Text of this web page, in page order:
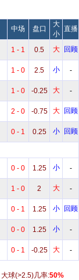
中场 盘口
大
小
直播
1 - 1 0.5 大
回顾
1 - 0 2.5 小
-
1 - 0 -0.25 大
-
2 - 0 -0.75 大
回顾
0 - 1 0.25 小 回顾
0 - 0 1.25 小
-
1 - 0 2 大
-
0 - 1 1.25 小
回顾
0 - 0 1.25 小
-
0 - 1 -0.25 大 -
大球(>2.5)几率:50%